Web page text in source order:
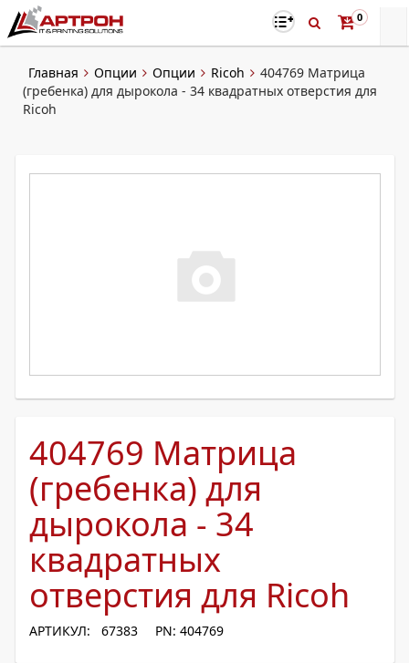
0
Главная Опции Опции Ricoh
404769 Матрица
(гребенка) для дырокола - 34 квадратных отверстия для
Ricoh
404769 Матрица
(гребенка) для
дырокола - 34
квадратных
отверстия для Ricoh
АРТИКУЛ: 67383 PN: 404769